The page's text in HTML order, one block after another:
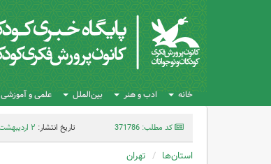
خانه ادب و هنر بین‌الملل علمی و آموزشی
کد مطلب: 371786 تاریخ انتشار: ۲ اردیبهشت ۱۴۰۵ - ۱۵:۲۱
استان‌ها تهران